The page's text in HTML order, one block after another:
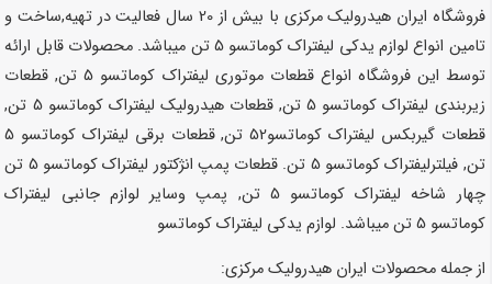
فروشگاه ایران هیدرولیک مرکزی با بیش از 20 سال فعالیت در تهیه,ساخت و
تامین انواع لوازم یدکی لیفتراک کوماتسو 5 تن میباشد. محصولات قابل ارائه
توسط این فروشگاه انواع قطعات موتوری لیفتراک کوماتسو 5 تن, قطعات
زیربندی لیفتراک کوماتسو 5 تن, قطعات هیدرولیک لیفتراک کوماتسو 5 تن,
قطعات گیربکس لیفتراک کوماتسو52 تن, قطعات برقی لیفتراک کوماتسو 5
تن, فیلترلیفتراک کوماتسو 5 تن. قطعات پمپ انژکتور لیفتراک کوماتسو 5 تن
چهار شاخه لیفتراک کوماتسو 5 تن, پمپ وسایر لوازم جانبی لیفتراک
کوماتسو 5 تن میباشد.
لوازم یدکی لیفتراک کوماتسو
از جمله محصولات ایران هیدرولیک مرکزی: